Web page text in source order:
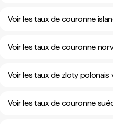
Voir les taux de couronne
Voir les taux de couronne
Voir les taux de zloty polonais
Voir les taux de couronne